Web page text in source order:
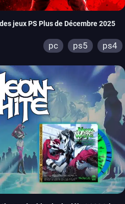
jeux PS Plus de Décembre 2025
pc ps5 ps4